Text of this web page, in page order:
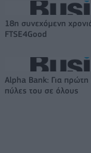
18η συνεχόμενη
FTSE4Good
Alpha Bank: Για πρώτη
πύλες του σε όλους